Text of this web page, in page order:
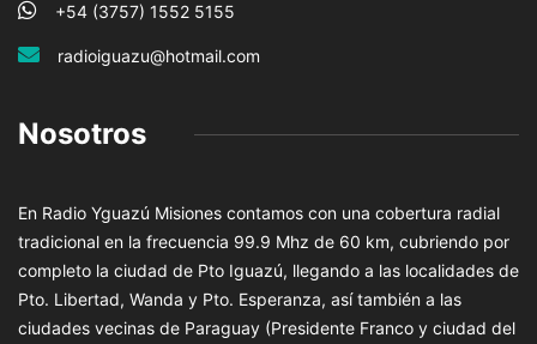
+54 (3757) 1552 5155
radioiguazu@hotmail.com
Nosotros
En Radio Yguazú Misiones contamos con una cobertura radial
tradicional en la frecuencia 99.9 Mhz de 60 km, cubriendo por
completo la ciudad de Pto Iguazú, llegando a las localidades de
Pto. Libertad, Wanda y Pto. Esperanza, así también a las
ciudades vecinas de Paraguay (Presidente Franco y ciudad del